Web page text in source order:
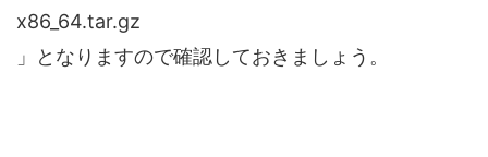
x86_64.tar.gz
」となりますので確認しておきましょう。